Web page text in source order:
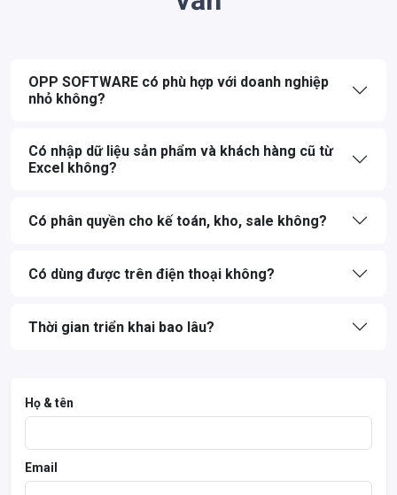
OPP SOFTWARE có phù hợp với doanh nghiệp
nhỏ không?
Có nhập dữ liệu sản phẩm và khách hàng cũ từ
Excel không?
Có phân quyền cho kế toán, kho, sale không?
Có dùng được trên điện thoại không?
Thời gian triển khai bao lâu?
Họ & tên
Email